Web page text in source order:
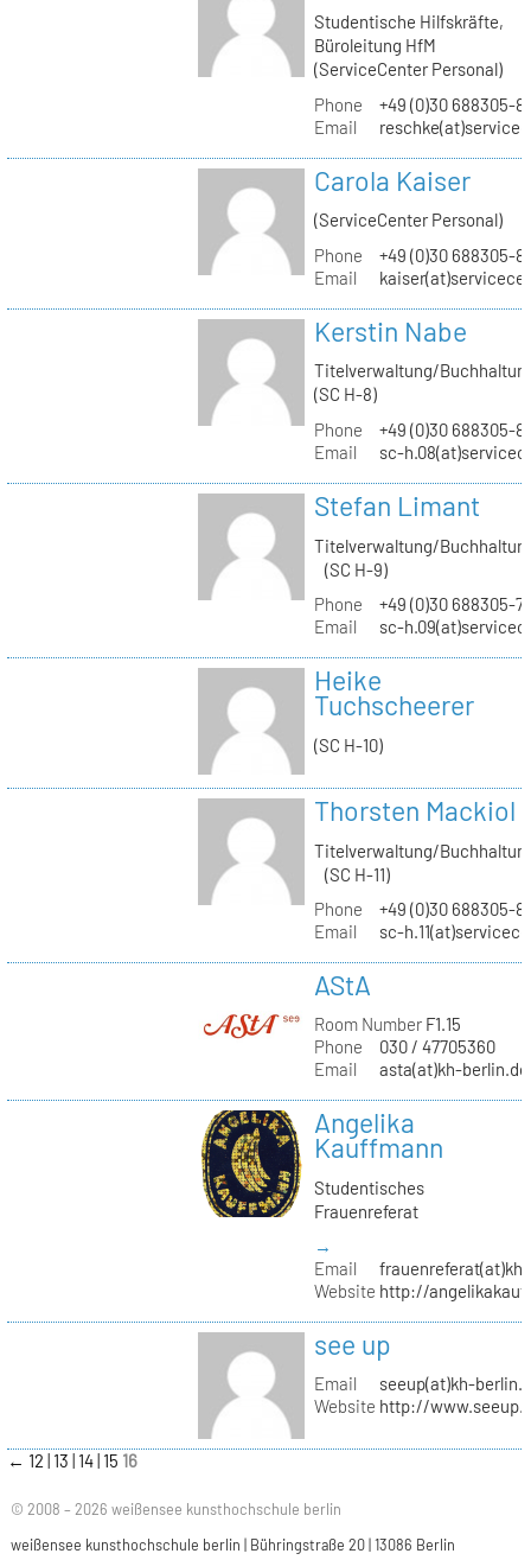
Studentische Hilfskräfte,
Büroleitung HfM
(ServiceCenter Personal)
Phone
+49 (0)30 688305-
Email
Carola Kaiser
(ServiceCenter Personal)
Phone
+49 (0)30 688305-
Email
Kerstin Nabe
Titelverwaltung/
(SC H-8)
Phone
+49 (0)30 688305-
Email
sc-
Stefan Limant
Titelverwaltung/
(SC H-9)
Phone
+49 (0)30 688305-
Email
sc-
Heike
Tuchscheerer
(SC H-10)
Thorsten Mackiol
Titelverwaltung/
(SC H-11)
Phone
+49 (0)30 688305-
Email
sc-
AStA
Room NumberF1.15
Phone
030 / 47705360
Email
asta(at)kh-berlin.de
Angelika
Kauffmann
Studentisches
Frauenreferat
→
Email
Website http://
see up
Email
seeup(at)kh-
Website http://
← 12 13 14 15 16
© 2008 – 2026 weißensee kunsthochschule berlin
weißensee kunsthochschule berlin | Bühringstraße 20 | 13086 Berlin